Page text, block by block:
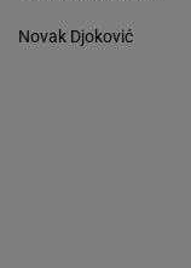
Novak Djoković